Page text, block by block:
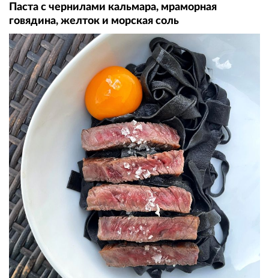
Паста с чернилами кальмара, мраморная
говядина, желток и морская соль